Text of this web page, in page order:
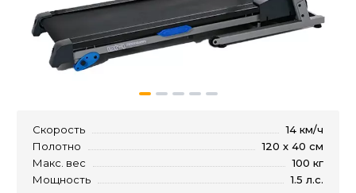
Скорость
14 км/ч
Полотно
120 х 40 см
Макс. вес
100 кг
Мощность
1.5 л.с.